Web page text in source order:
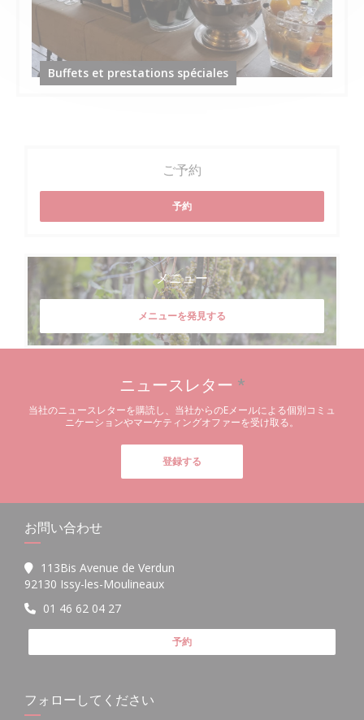
Buffets et prestations spéciales
ご予約
予約
メニュー
メニューを発見する
ニュースレター *
当社のニュースレターを購読し、当社からのEメールによる個別コミュ
ニケーションやマーケティングオファーを受け取る。
登録する
お問い合わせ
113Bis Avenue de Verdun
92130 Issy-les-Moulineaux((新しいウィンドウで開きます))
01 46 62 04 27
予約
フォローしてください